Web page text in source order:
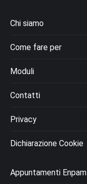
Chi siamo
Come fare per
Moduli
Contatti
Privacy
Dichiarazione Cookie
Appuntamenti Enpam